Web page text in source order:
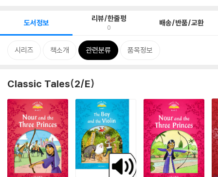
도서정보 리뷰/한줄평
0 배송/반품/교환
시리즈 책소개 관련분류 품목정보
Classic Tales(2/E)